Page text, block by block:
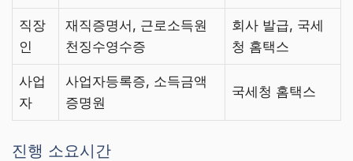
직장
인
재직증명서, 근로소득원
천징수영수증
회사 발급, 국세
청 홈택스
사업
자
사업자등록증, 소득금액
증명원
국세청 홈택스
진행 소요시간